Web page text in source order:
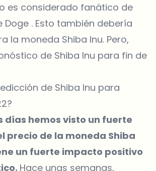
es considerado fanático de
Doge . Esto también debería
la moneda Shiba Inu. Pero,
de Shiba Inu para fin de
de Shiba Inu para
días hemos visto un fuerte
precio de la moneda Shiba
un fuerte impacto positivo
Hace unas semanas,